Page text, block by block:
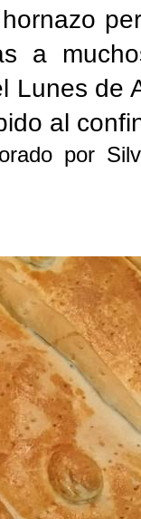
a
Lunes de
al
por